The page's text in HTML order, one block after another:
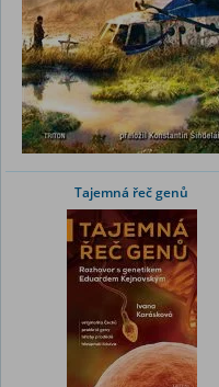
Tajemná řeč genů